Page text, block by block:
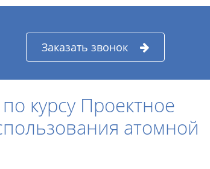
Заказать звонок
курсу Проектное
атомной